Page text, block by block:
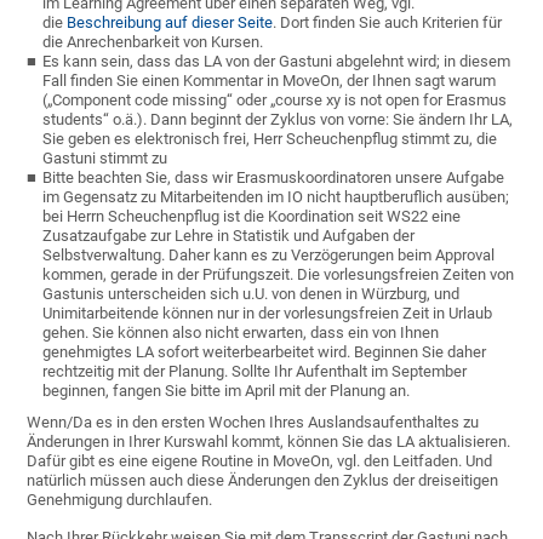
die Beschreibung auf dieser Seite. Dort finden Sie auch Kriterien für
die Anrechenbarkeit von Kursen.
Es kann sein, dass das LA von der Gastuni abgelehnt wird; in diesem
Fall finden Sie einen Kommentar in MoveOn, der Ihnen sagt warum
(„Component code missing“ oder „course xy is not open for Erasmus
students“ o.ä.). Dann beginnt der Zyklus von vorne: Sie ändern Ihr LA,
Sie geben es elektronisch frei, Herr Scheuchenpflug stimmt zu, die
Gastuni stimmt zu
Bitte beachten Sie, dass wir Erasmuskoordinatoren unsere Aufgabe
im Gegensatz zu Mitarbeitenden im IO nicht hauptberuflich ausüben;
bei Herrn Scheuchenpflug ist die Koordination seit WS22 eine
Zusatzaufgabe zur Lehre in Statistik und Aufgaben der
Selbstverwaltung. Daher kann es zu Verzögerungen beim Approval
kommen, gerade in der Prüfungszeit. Die vorlesungsfreien Zeiten von
Gastunis unterscheiden sich u.U. von denen in Würzburg, und
Unimitarbeitende können nur in der vorlesungsfreien Zeit in Urlaub
gehen. Sie können also nicht erwarten, dass ein von Ihnen
genehmigtes LA sofort weiterbearbeitet wird. Beginnen Sie daher
rechtzeitig mit der Planung. Sollte Ihr Aufenthalt im September
beginnen, fangen Sie bitte im April mit der Planung an.
Wenn/Da es in den ersten Wochen Ihres Auslandsaufenthaltes zu
Änderungen in Ihrer Kurswahl kommt, können Sie das LA aktualisieren.
Dafür gibt es eine eigene Routine in MoveOn, vgl. den Leitfaden. Und
natürlich müssen auch diese Änderungen den Zyklus der dreiseitigen
Genehmigung durchlaufen.